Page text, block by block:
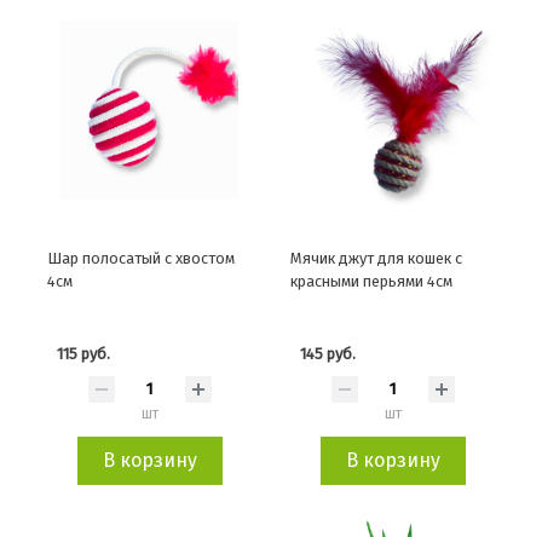
Шар полосатый с хвостом
4см
115 руб.
шт
В корзину
Мячик джут для кошек с
красными перьями 4см
145 руб.
шт
В корзину